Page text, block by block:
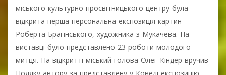
міського культурно-просвітницького центру була
відкрита перша персональна експозиція картин
Роберта Брагінського, художника з Мукачева. На
виставці було представлено 23 роботи молодого
митця. На відкритті міський голова Олег Кіндер вручив